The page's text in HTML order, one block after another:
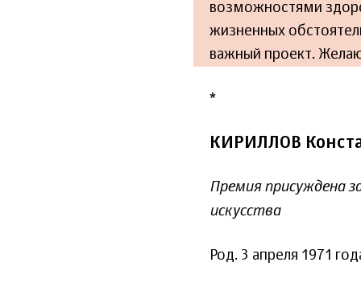
возможностями
жизненных
важный проект.
*
КИРИЛЛОВ
Премия присуждена
искусства
Род. 3 апреля 1971